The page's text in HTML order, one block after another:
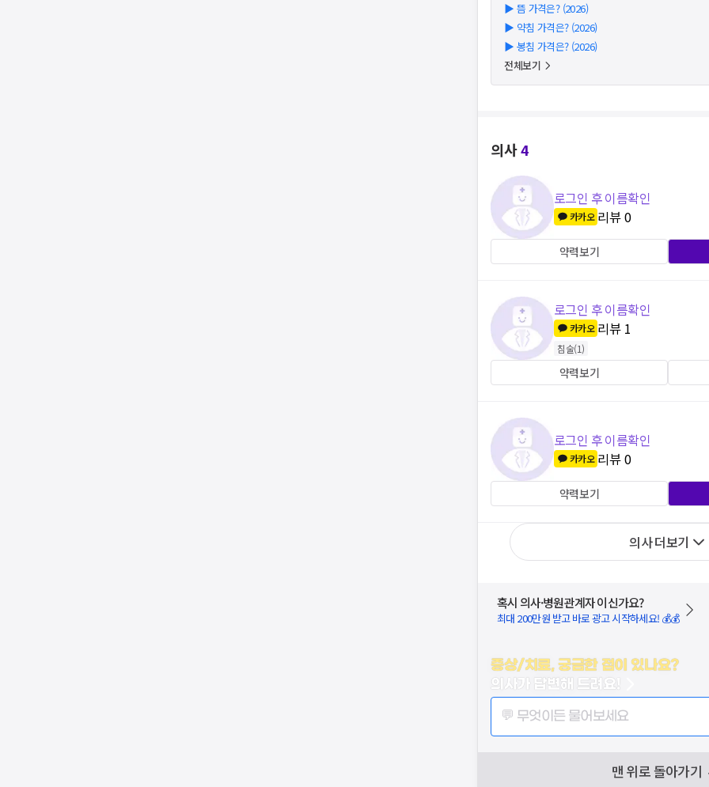
▶ 뜸 가격은? (2026)
▶ 약침 가격은? (2026)
▶ 봉침 가격은? (2026)
전체보기
의사4
로그인 후 이름확인
카카오 리뷰0
약력보기
로그인 후 이름확인
카카오 리뷰 1
침술(1)
약력보기
로그인 후 이름확인
카카오 리뷰0
약력보기
의사 더보기
혹시 의사·병원관계자 이신가요?
최대 200만원 받고 바로 광고 시작하세요! 💰💰
증상/치료, 궁금한 점이 있나요?
의사가 답변해 드려요!
💬 무엇이든 물어보세요
맨 위로 돌아가기